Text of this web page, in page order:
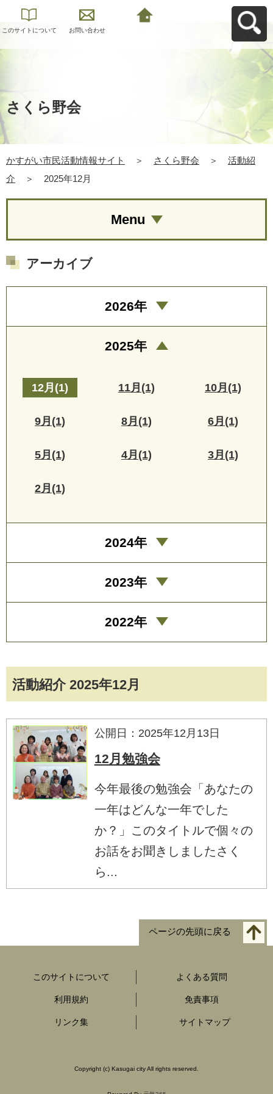
このサイトについて お問い合わせ
さくら野会
かすがい市民活動情報サイト ＞ さくら野会 ＞
活動紹
介
＞ 2025年12月
活動紹介 2025年12月
公開日：2025年12月13日
12月勉強会
今年最後の勉強会「あなたの
一年はどんな一年でした
か？」このタイトルで個々の
お話をお聞きしましたさく
ら...
Menu
アーカイブ
2026年
2025年
12月(1) 11月(1) 10月(1)
9月(1) 8月(1) 6月(1)
5月(1) 4月(1) 3月(1)
2月(1)
2024年
2023年
2022年
ページの先頭に戻る
このサイトについて よくある質問
利用規約 免責事項
リンク集 サイトマップ
Copyright (c) Kasugai city All rights reserved.